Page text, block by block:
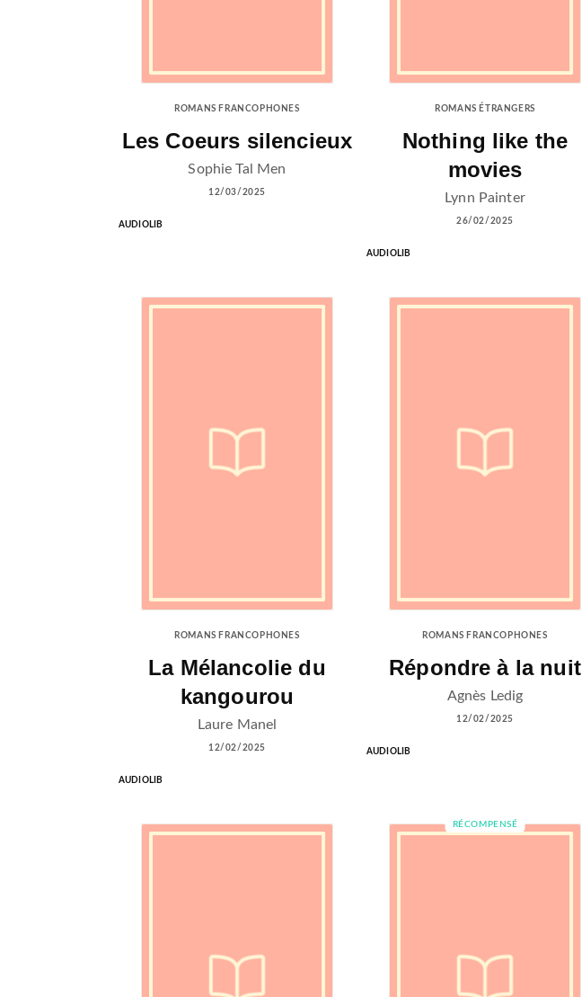
ROMANS FRANCOPHONES
Les Coeurs silencieux
Sophie Tal Men
12/03/2025
AUDIOLIB
ROMANS ÉTRANGERS
Nothing like the
movies
Lynn Painter
26/02/2025
AUDIOLIB
ROMANS FRANCOPHONES
La Mélancolie du
kangourou
Laure Manel
12/02/2025
AUDIOLIB
ROMANS FRANCOPHONES
Répondre à la nuit
Agnès Ledig
12/02/2025
AUDIOLIB
RÉCOMPENSÉ